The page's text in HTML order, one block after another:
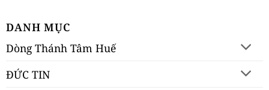
DANH MỤC
Dòng Thánh Tâm Huế
ĐỨC TIN